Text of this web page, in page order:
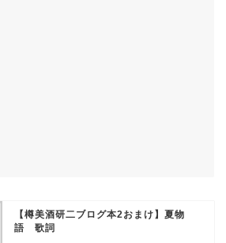
【樽美酒研二ブログ本2おまけ】夏物
語 歌詞